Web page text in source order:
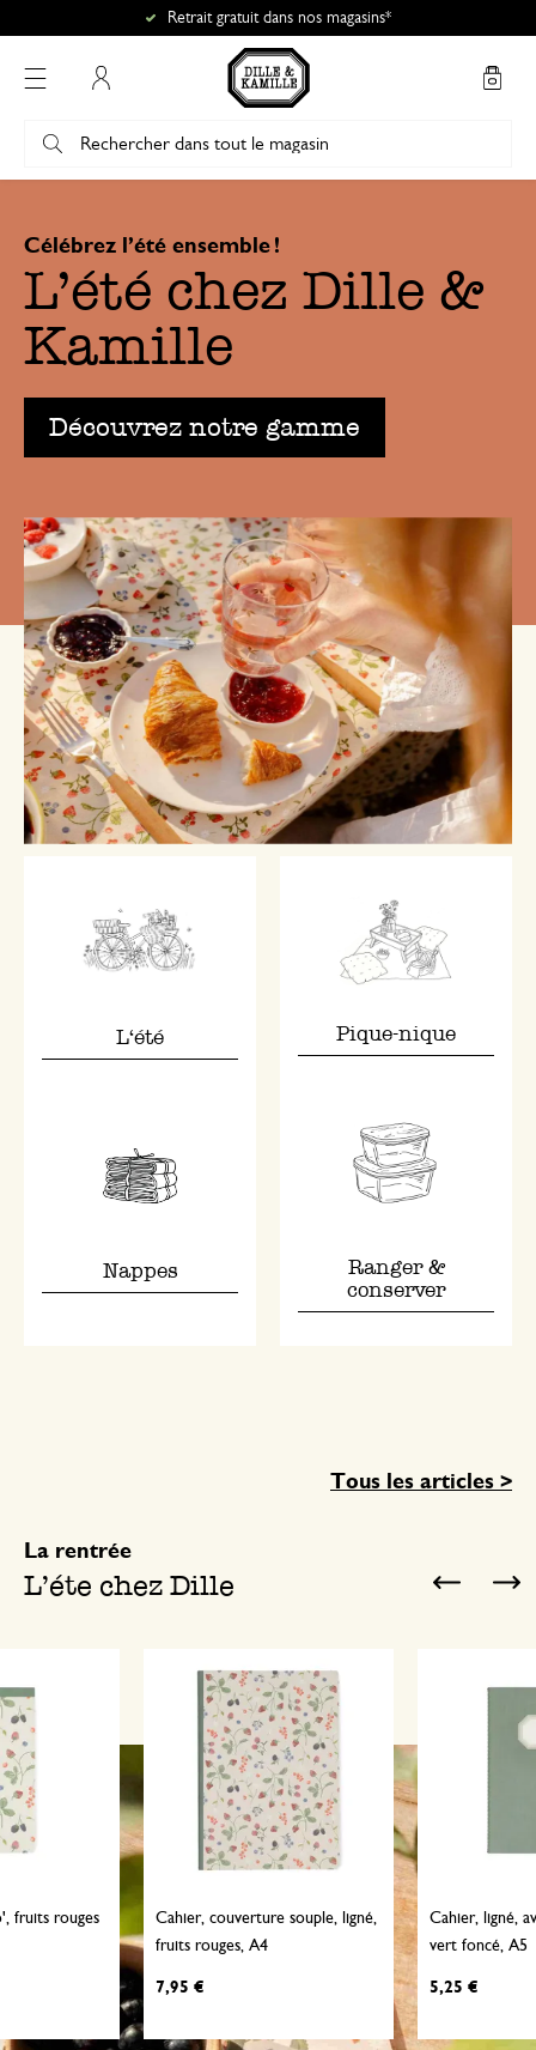
Retrait gratuit dans nos magasins*
Célébrez l’été ensemble !
L’été chez Dille &
Kamille
Découvrez notre gamme
L‘été Pique-nique
Nappes
Ranger &
conserver
Tous les articles >
La rentrée
L'éte chez Dille
fruits rouges
Cahier, couverture souple, ligné,
fruits rouges, A4
7,95 €
Cahier, ligné,
vert foncé, A5
5,25 €